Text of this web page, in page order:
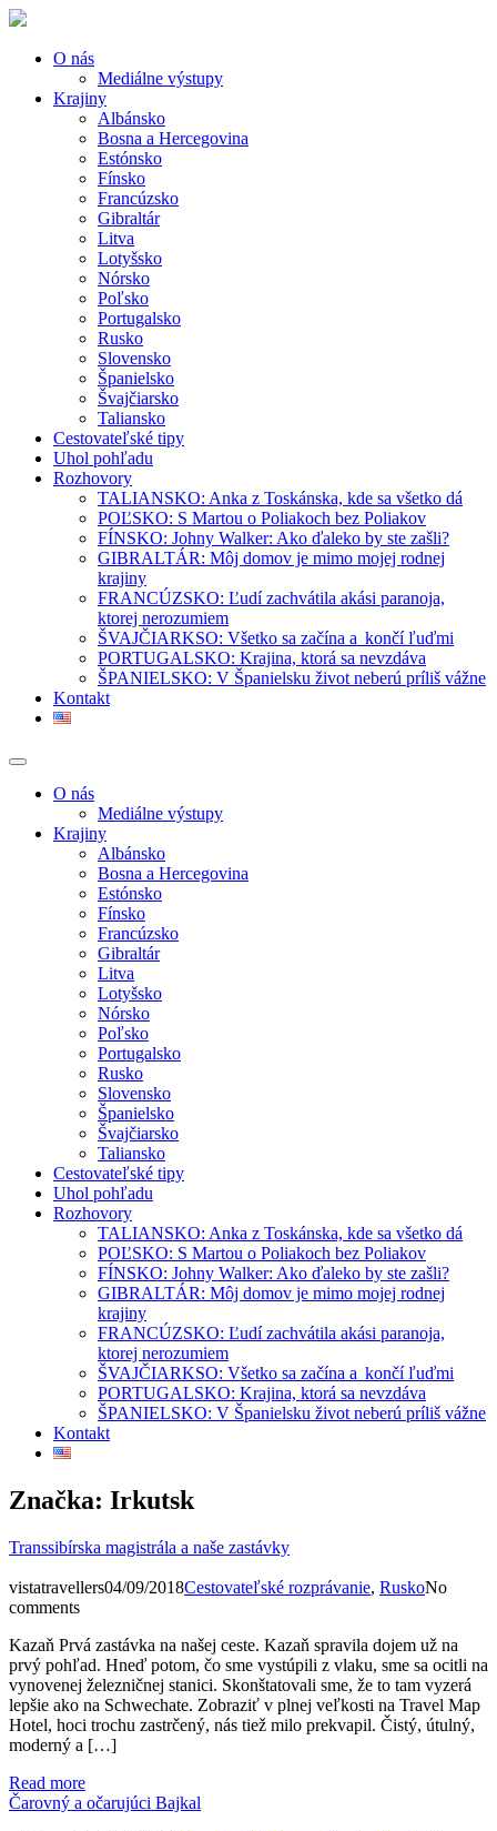
O nás
Mediálne výstupy
Krajiny
Albánsko
Bosna a Hercegovina
Estónsko
Fínsko
Francúzsko
Gibraltár
Litva
Lotyšsko
Nórsko
Poľsko
Portugalsko
Rusko
Slovensko
Španielsko
Švajčiarsko
Taliansko
Cestovateľské tipy
Uhol pohľadu
Rozhovory
TALIANSKO: Anka z Toskánska, kde sa všetko dá
POĽSKO: S Martou o Poliakoch bez Poliakov
FÍNSKO: Johny Walker: Ako ďaleko by ste zašli?
GIBRALTÁR: Môj domov je mimo mojej rodnej
krajiny
FRANCÚZSKO: Ľudí zachvátila akási paranoja,
ktorej nerozumiem
ŠVAJČIARKSO: Všetko sa začína a končí ľuďmi
PORTUGALSKO: Krajina, ktorá sa nevzdáva
ŠPANIELSKO: V Španielsku život neberú príliš vážne
Kontakt
O nás
Mediálne výstupy
Krajiny
Albánsko
Bosna a Hercegovina
Estónsko
Fínsko
Francúzsko
Gibraltár
Litva
Lotyšsko
Nórsko
Poľsko
Portugalsko
Rusko
Slovensko
Španielsko
Švajčiarsko
Taliansko
Cestovateľské tipy
Uhol pohľadu
Rozhovory
TALIANSKO: Anka z Toskánska, kde sa všetko dá
POĽSKO: S Martou o Poliakoch bez Poliakov
FÍNSKO: Johny Walker: Ako ďaleko by ste zašli?
GIBRALTÁR: Môj domov je mimo mojej rodnej
krajiny
FRANCÚZSKO: Ľudí zachvátila akási paranoja,
ktorej nerozumiem
ŠVAJČIARKSO: Všetko sa začína a končí ľuďmi
PORTUGALSKO: Krajina, ktorá sa nevzdáva
ŠPANIELSKO: V Španielsku život neberú príliš vážne
Kontakt
Značka: Irkutsk
Transsibírska magistrála a naše zastávky
vistatravellers04/09/2018Cestovateľské rozprávanie, RuskoNo
comments
Kazaň Prvá zastávka na našej ceste. Kazaň spravila dojem už na
prvý pohľad. Hneď potom, čo sme vystúpili z vlaku, sme sa ocitli na
vynovenej železničnej stanici. Skonštatovali sme, že to tam vyzerá
lepšie ako na Schwechate. Zobraziť v plnej veľkosti na Travel Map
Hotel, hoci trochu zastrčený, nás tiež milo prekvapil. Čistý, útulný,
moderný a […]
Read more
Čarovný a očarujúci Bajkal